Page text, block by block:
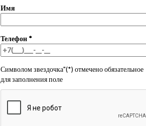
Имя
Телефон *
Символом звездочка"(*) отмечено обязательное
для заполнения поле